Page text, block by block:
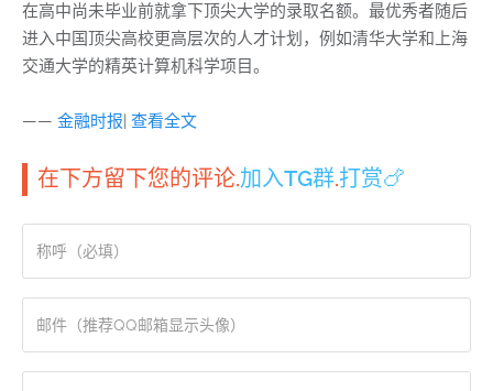
在高中尚未毕业前就拿下顶尖大学的录取名额。最优秀者随后
进入中国顶尖高校更高层次的人才计划，例如清华大学和上海
交通大学的精英计算机科学项目。
—— 金融时报| 查看全文
在下方留下您的评论.加入TG群.打赏🍗